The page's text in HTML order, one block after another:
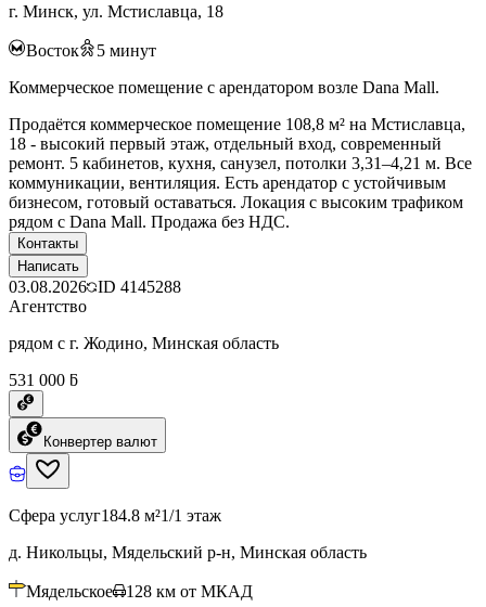
г. Минск, ул. Мстиславца, 18
Восток 5 минут
Коммерческое помещение с арендатором возле Dana Mall.
Продаётся коммерческое помещение 108,8 м² на Мстиславца,
18 - высокий первый этаж, отдельный вход, современный
ремонт. 5 кабинетов, кухня, санузел, потолки 3,31–4,21 м. Все
коммуникации, вентиляция. Есть арендатор с устойчивым
бизнесом, готовый оставаться. Локация с высоким трафиком
рядом с Dana Mall. Продажа без НДС.
Контакты
Написать
03.08.2026 ID 4145288
Агентство
рядом с г. Жодино, Минская область
531 000 ƃ
Конвертер валют
Сфера услуг184.8 м²1/1 этаж
д. Никольцы, Мядельский р-н, Минская область
Мядельское 128 км от МКАД